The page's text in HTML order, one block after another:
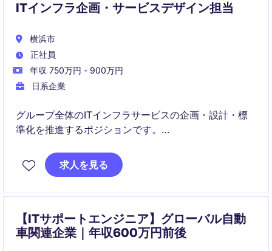
ITインフラ企画・サービスデザイン担当
横浜市
正社員
年収 750万円 - 900万円
日系企業
グループ全体のITインフラサービスの企画・設計・標
準化を推進するポジションです。
クラウドとオンプレミスを組み合わせたハイブリッド
環境の戦略設計とグローバル展開をリードします。
求人を見る
【ITサポートエンジニア】グローバル自動
車関連企業｜年収600万円前後